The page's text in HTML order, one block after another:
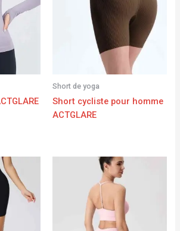
Short de yoga
Short cycliste pour homme
ACTGLARE